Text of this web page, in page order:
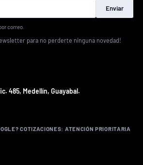
Enviar
correo.
para no perderte ninguna novedad!
485, Medellín, Guayabal.
COTIZACIONES: ATENCIÓN PRIORITARIA